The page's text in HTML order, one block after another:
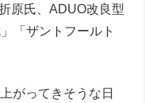
原氏、ADUO改良型
「ザントフールト
がってきそうな日